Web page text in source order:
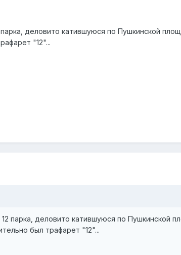
деловито катившуюся по Пушкинской
"12"...
парка, деловито катившуюся по Пушкинской
был трафарет "12"...